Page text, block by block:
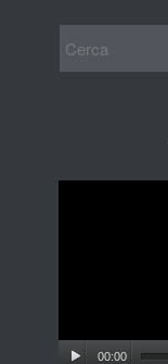
00:00